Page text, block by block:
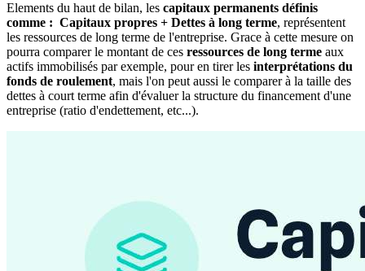
Elements du haut de bilan, les capitaux permanents définis
comme : Capitaux propres + Dettes à long terme, représentent
les ressources de long terme de l'entreprise. Grace à cette mesure on
pourra comparer le montant de ces ressources de long terme aux
actifs immobilisés par exemple, pour en tirer les interprétations du
fonds de roulement, mais l'on peut aussi le comparer à la taille des
dettes à court terme afin d'évaluer la structure du financement d'une
entreprise (ratio d'endettement, etc...).